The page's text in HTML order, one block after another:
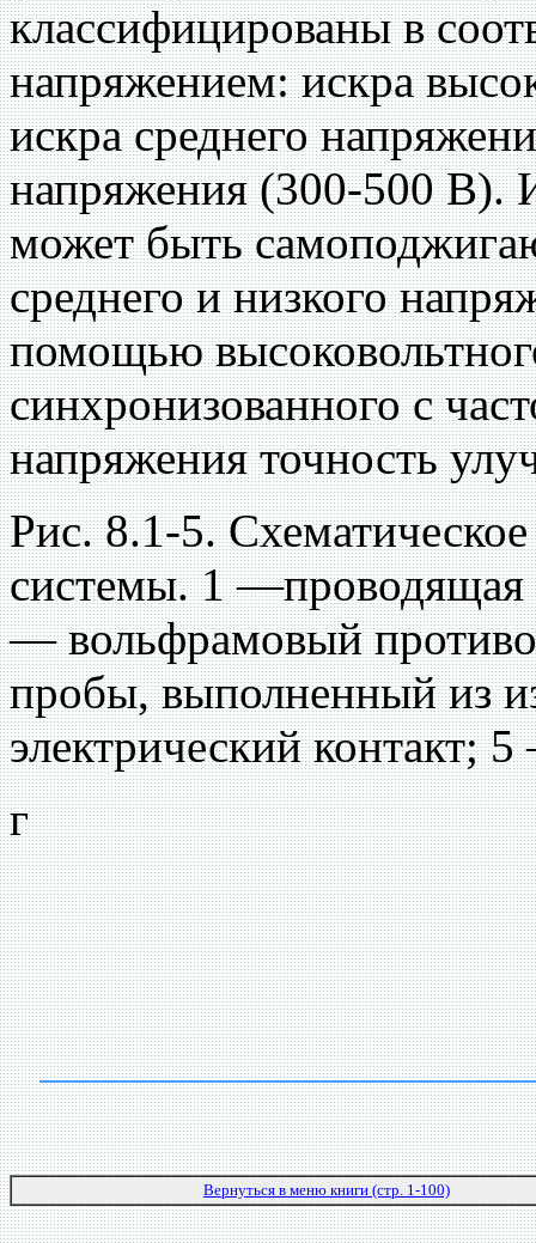
классифицированы в
напряжением: искра
искра среднего
напряжения (300-500 В).
может быть
среднего и низкого
помощью
синхронизованного с
напряжения точность
Рис. 8.1-5.
системы. 1 —проводящая
— вольфрамовый
пробы, выполненный из
электрический контакт;
г
Вернуться в меню книги (стр. 1-100)